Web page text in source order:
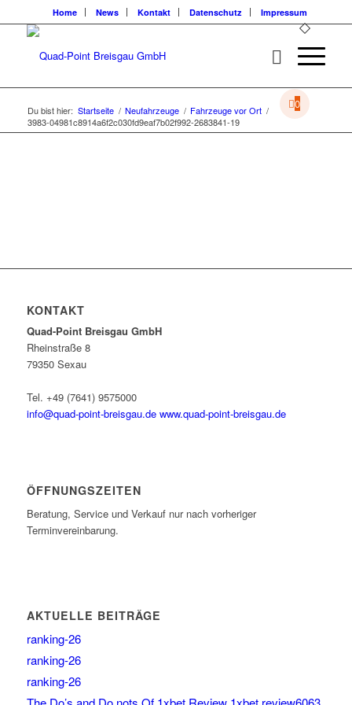
Home News Kontakt Datenschutz Impressum
0
Du bist hier: Startseite / Neufahrzeuge / Fahrzeuge vor Ort /
3983-04981c8914a6f2c030fd9eaf7b02f992-2683841-19
KONTAKT
Quad-Point Breisgau GmbH
Rheinstraße 8
79350 Sexau
Tel. +49 (7641) 9575000
info@quad-point-breisgau.de www.quad-point-breisgau.de
ÖFFNUNGSZEITEN
Beratung, Service und Verkauf nur nach vorheriger
Terminvereinbarung.
AKTUELLE BEITRÄGE
ranking-26
ranking-26
ranking-26